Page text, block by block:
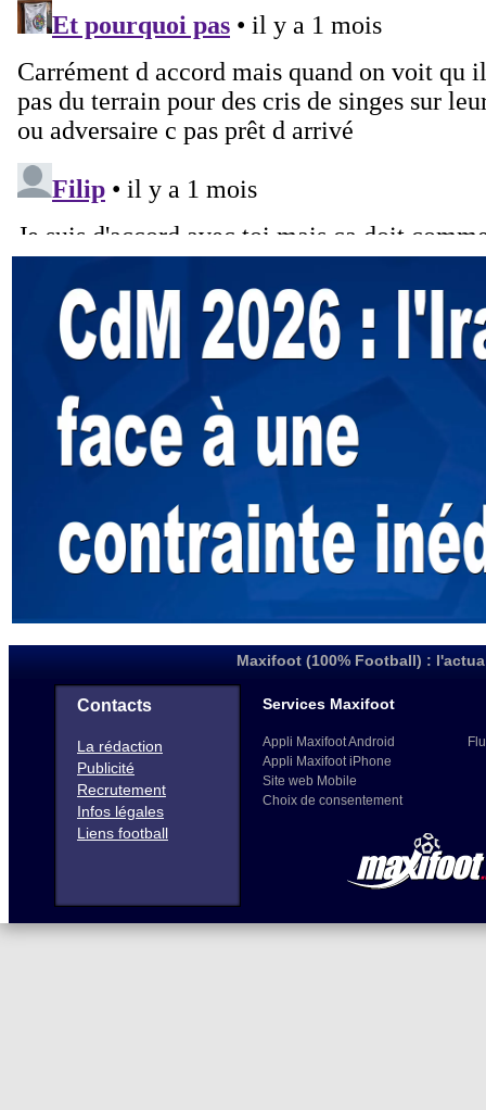
Maxifoot (100% Football) :
Contacts
La rédaction
Publicité
Recrutement
Infos légales
Liens football
Services Maxifoot
Appli Maxifoot Android
Appli Maxifoot iPhone
Site web Mobile
Choix de consentement